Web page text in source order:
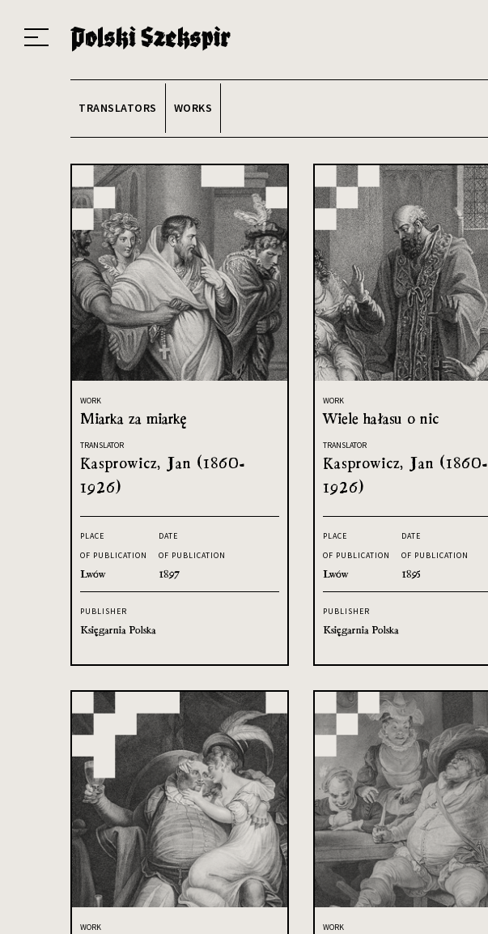
TRANSLATORS WORKS
WORK
Miarka za miarkę
TRANSLATOR
Kasprowicz, Jan (1860-
1926)
PLACE
OF PUBLICATION
Lwów
DATE
OF PUBLICATION
1897
PUBLISHER
Księgarnia Polska
WORK
Wiele hałasu o nic
TRANSLATOR
Kasprowicz, Jan (1860-
1926)
PLACE
OF PUBLICATION
Lwów
DATE
OF PUBLICATION
1895
PUBLISHER
Księgarnia Polska
WORK WORK